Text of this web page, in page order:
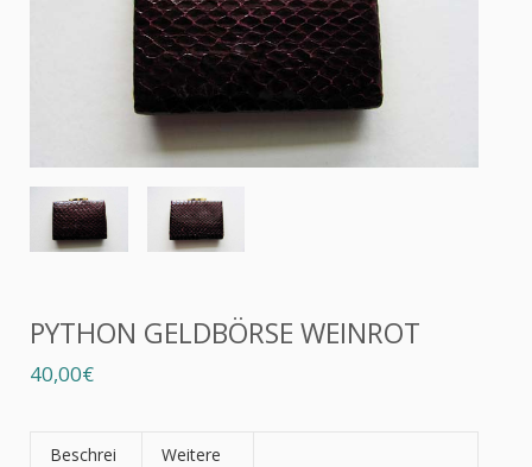
PYTHON GELDBÖRSE WEINROT
40,00€
Beschrei
Weitere